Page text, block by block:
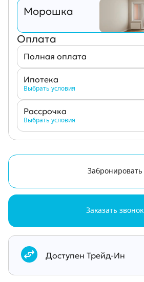
Морошка
Оплата
Полная оплата
Ипотека
Выбрать условия
Рассрочка
Выбрать условия
Забронировать
Заказать звонок
Документы
Доступен Трейд-Ин